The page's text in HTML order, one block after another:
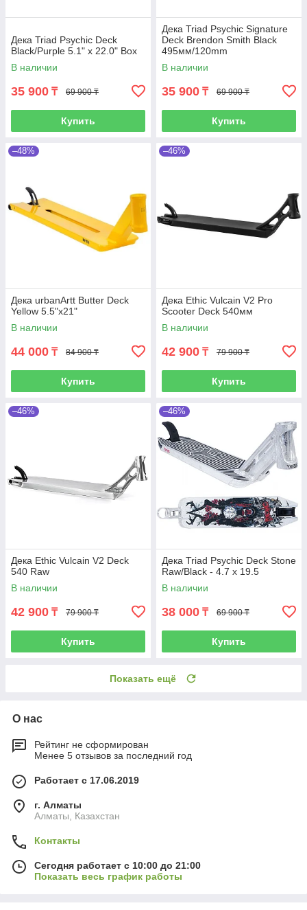
Дека Triad Psychic Deck
Black/Purple 5.1" x 22.0" Box
В наличии
35 900 ₸ 69 900 ₸
Купить
Дека Triad Psychic Signature
Deck Brendon Smith Black
495мм/120mm
В наличии
35 900 ₸ 69 900 ₸
Купить
–48%
Дека urbanArtt Butter Deck
Yellow 5.5"x21"
В наличии
44 000 ₸ 84 900 ₸
Купить
–46%
Дека Ethic Vulcain V2 Pro
Scooter Deck 540мм
В наличии
42 900 ₸ 79 900 ₸
Купить
–46%
Дека Ethic Vulcain V2 Deck
540 Raw
В наличии
42 900 ₸ 79 900 ₸
Купить
–46%
Дека Triad Psychic Deck Stone
Raw/Black - 4.7 x 19.5
В наличии
38 000 ₸ 69 900 ₸
Купить
Показать ещё
О нас
Рейтинг не сформирован
Менее 5 отзывов за последний год
Работает с 17.06.2019
г. Алматы
Алматы, Казахстан
Контакты
Сегодня работает с 10:00 до 21:00
Показать весь график работы